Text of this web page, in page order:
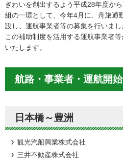
ぎわいを創出するよう平成28年度か
組の一環として、今年4月に、舟旅通
設し、運航事業者等の募集を行いまし
この補助制度を活用する運航事業者
いたします。
航路・事業者・運航開
日本橋～豊洲
観光汽船興業株式会社
三井不動産株式会社